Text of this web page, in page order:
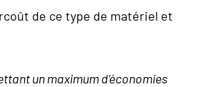
de ce type de matériel et
un maximum d’économies